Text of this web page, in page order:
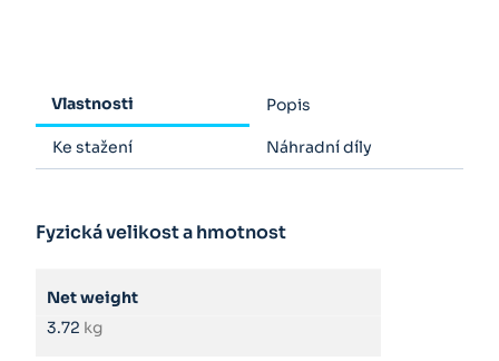
Vlastnosti Popis
Ke stažení Náhradní díly
Fyzická velikost a hmotnost
Net weight
3.72 kg